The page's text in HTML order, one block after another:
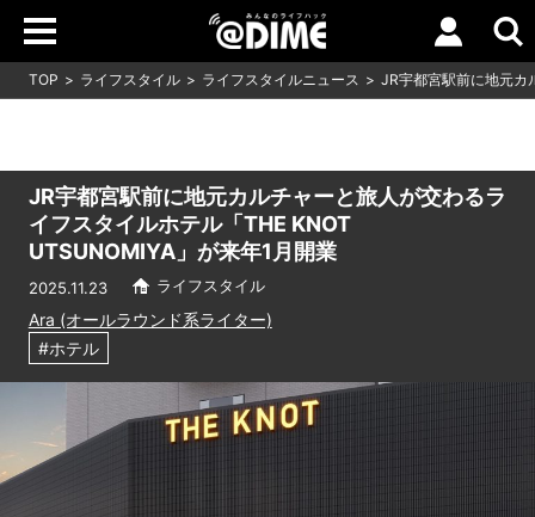
TOP ライフスタイル ライフスタイルニュース JR宇都宮駅前に地元カ
JR宇都宮駅前に地元カルチャーと旅人が交わるラ
イフスタイルホテル「THE KNOT
UTSUNOMIYA」が来年1月開業
2025.11.23 ライフスタイル
Ara (オールラウンド系ライター)
#ホテル